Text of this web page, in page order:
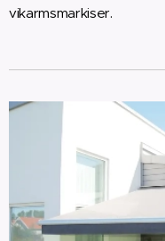
vikarmsmarkiser.